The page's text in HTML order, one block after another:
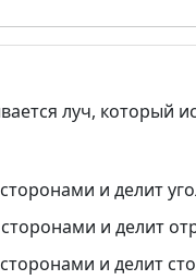
луч, который
и делит
и делит
и делит